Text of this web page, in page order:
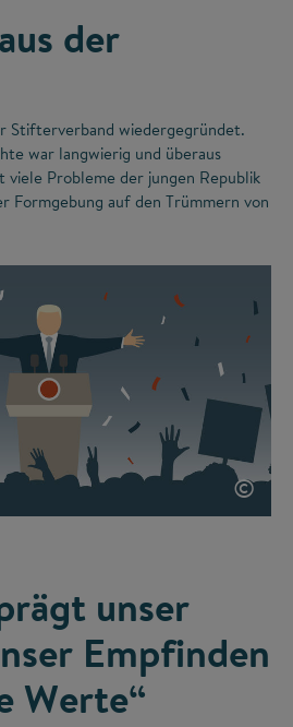
der
Stifterverband wiedergegründet.
war langwierig und überaus
viele Probleme der jungen Republik
Formgebung auf den Trümmern von
©
unser
Empfinden
Werte“